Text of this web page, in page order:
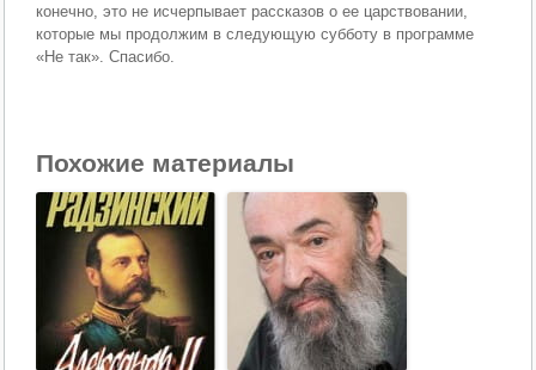
конечно, это не исчерпывает рассказов о ее царствовании,
которые мы продолжим в следующую субботу в программе
«Не так». Спасибо.
Похожие материалы